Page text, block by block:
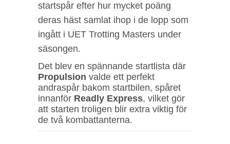
startspår efter hur mycket poäng
deras häst samlat ihop i de lopp som
ingått i UET Trotting Masters under
säsongen.
Det blev en spännande startlista där
Propulsion valde ett perfekt
andraspår bakom startbilen, spåret
innanför Readly Express, vilket gör
att starten troligen blir extra viktig för
de två kombattanterna.